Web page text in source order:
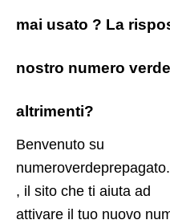
mai usato ? La
nostro numero verde
altrimenti?
Benvenuto su
, il sito che ti aiuta ad
attivare il tuo nuovo